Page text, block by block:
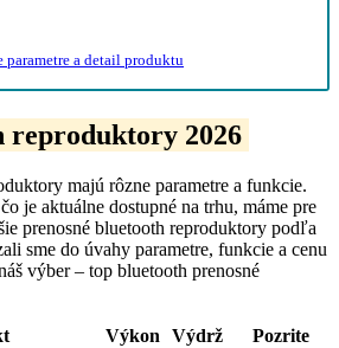
parametre a detail produktu
reproduktory 2026
majú rôzne parametre a funkcie.
je aktuálne dostupné na trhu, máme pre
prenosné bluetooth reproduktory podľa
sme do úvahy parametre, funkcie a cenu
výber – top bluetooth prenosné
Výkon Výdrž
Pozrite